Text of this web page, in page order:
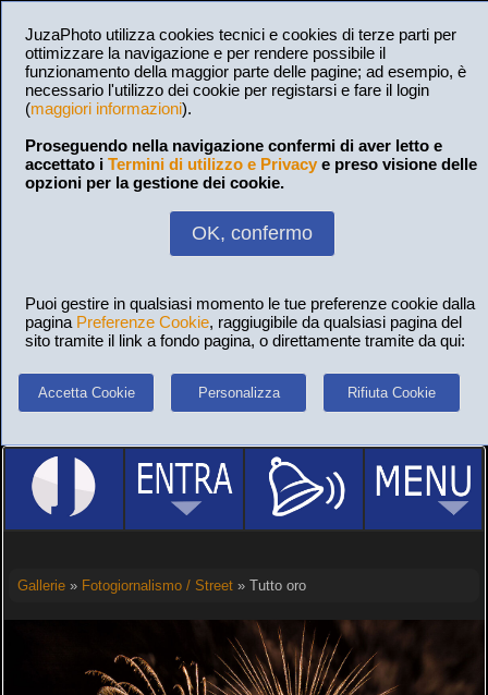
JuzaPhoto utilizza cookies tecnici e cookies di terze parti per
ottimizzare la navigazione e per rendere possibile il
funzionamento della maggior parte delle pagine; ad esempio, è
necessario l'utilizzo dei cookie per registarsi e fare il login
(maggiori informazioni).
Proseguendo nella navigazione confermi di aver letto e
accettato i Termini di utilizzo e Privacy e preso visione delle
opzioni per la gestione dei cookie.
OK, confermo
Puoi gestire in qualsiasi momento le tue preferenze cookie dalla
pagina Preferenze Cookie, raggiugibile da qualsiasi pagina del
sito tramite il link a fondo pagina, o direttamente tramite da qui:
Accetta Cookie Personalizza Rifiuta Cookie
Gallerie» Fotogiornalismo / Street» Tutto oro